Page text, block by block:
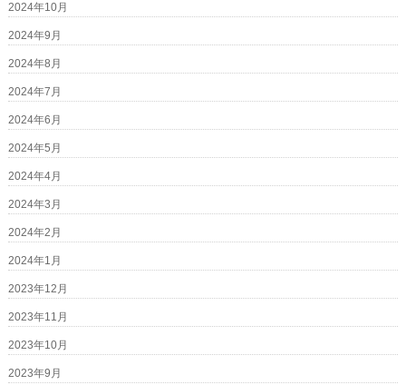
2024年10月
2024年9月
2024年8月
2024年7月
2024年6月
2024年5月
2024年4月
2024年3月
2024年2月
2024年1月
2023年12月
2023年11月
2023年10月
2023年9月